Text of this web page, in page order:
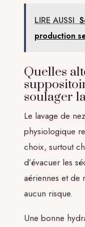
LIRE AUSSI
production
Quelles
soulager
Le lavage de
physiologique
choix, surtout
d’évacuer les
aériennes et de
aucun risque.
Une bonne